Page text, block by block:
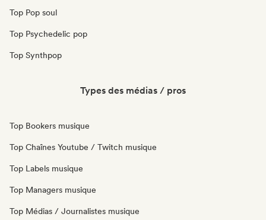
Top Pop soul
Top Psychedelic pop
Top Synthpop
Types des médias / pros
Top Bookers musique
Top Chaînes Youtube / Twitch musique
Top Labels musique
Top Managers musique
Top Médias / Journalistes musique